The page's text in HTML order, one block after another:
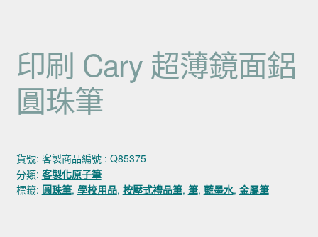
印刷 Cary 超薄鏡面鋁
圓珠筆
貨號: 客製商品編號 : Q85375
分類: 客製化原子筆
標籤: 圓珠筆, 學校用品, 按壓式禮品筆, 筆, 藍墨水, 金屬筆